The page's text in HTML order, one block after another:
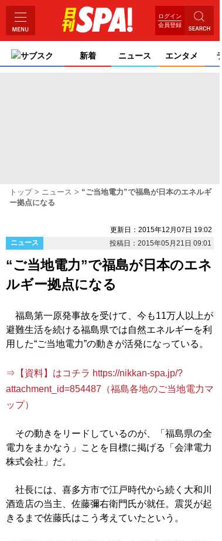
ログイン
会員登録
サブスク 新着 ニュース エンタメ
トップ ニュース
“ご当地電力”で福島が日本のエネルギ
ー拠点になる
更新日：2015年12月07日 19:02
ニュース
投稿日：2015年05月21日 09:01
“ご当地電力”で福島が日本のエネ
ルギー拠点になる
福島第一原発事故を受けて、今も11万人以上が
避難生活を続ける福島県では自然エネルギーを利
用した“ご当地電力”の動きが活発になっている。
⇒【資料】はコチラ https://nikkan-spa.jp/?
attachment_id=854487（福島各地のご当地電力マ
ップ）
その動きをリードしているのが、「福島県の全
電力をまかなう」ことを目標に掲げる「会津電力
株式会社」だ。
社長には、喜多方市で江戸時代から続く大和川
酒造店の当主、佐藤彌右衛門氏が就任。震災が起
きるまで佐藤氏はこう考えていたという。